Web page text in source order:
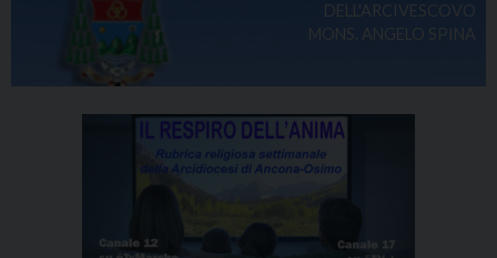
DELL'ARCIVESCOVO
MONS. ANGELO SPINA